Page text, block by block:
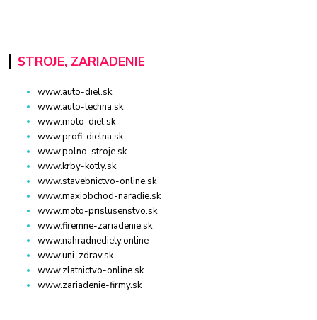
STROJE, ZARIADENIE
www.auto-diel.sk
www.auto-techna.sk
www.moto-diel.sk
www.profi-dielna.sk
www.polno-stroje.sk
www.krby-kotly.sk
www.stavebnictvo-online.sk
www.maxiobchod-naradie.sk
www.moto-prislusenstvo.sk
www.firemne-zariadenie.sk
www.nahradnediely.online
www.uni-zdrav.sk
www.zlatnictvo-online.sk
www.zariadenie-firmy.sk